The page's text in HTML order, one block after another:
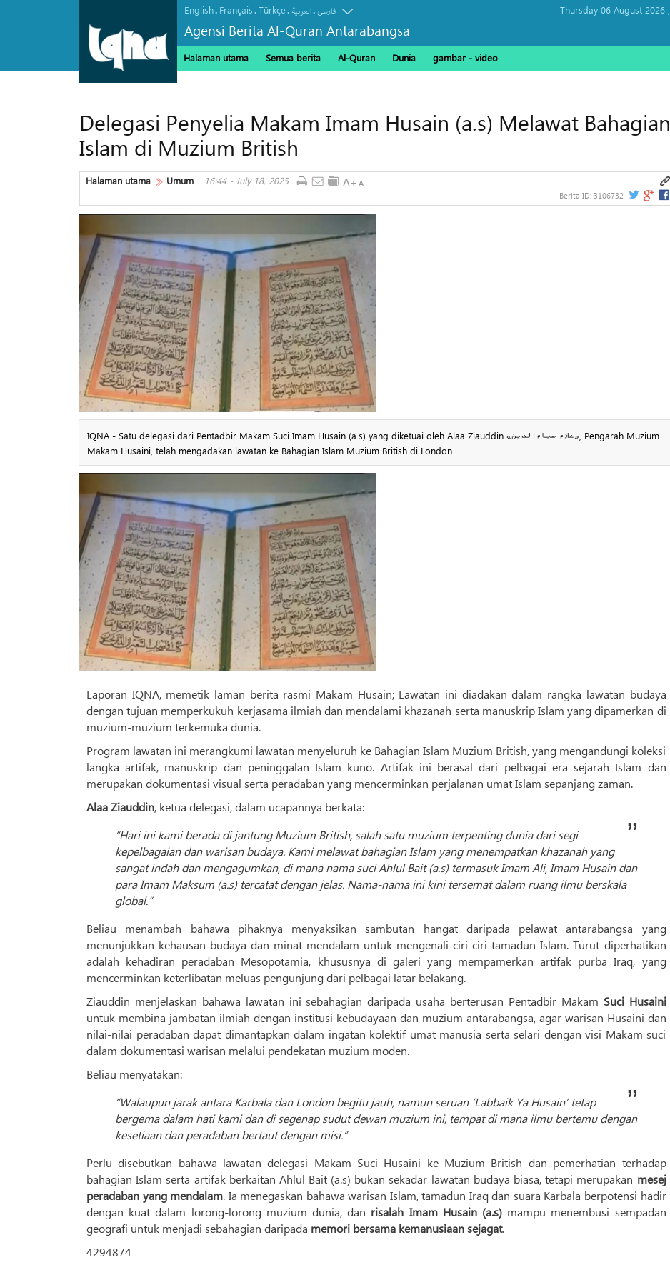
English. Français.Türkçe. العربیة.فارسی
Agensi Berita Al-Quran Antarabangsa
Thursday 06 August 2026 ,
Halaman utama Semua berita Al-Quran Dunia gambar - video
Delegasi Penyelia Makam Imam Husain (a.s) Melawat Bahagian
Islam di Muzium British
Halaman utama Umum 16:44 - July 18, 2025
Berita ID: 3106732
IQNA - Satu delegasi dari Pentadbir Makam Suci Imam Husain (a.s) yang diketuai oleh Alaa Ziauddin «علاء ضیاءالدین», Pengarah Muzium
Makam Husaini, telah mengadakan lawatan ke Bahagian Islam Muzium British di London.
Laporan IQNA, memetik laman berita rasmi Makam Husain; Lawatan ini diadakan dalam rangka lawatan budaya
dengan tujuan memperkukuh kerjasama ilmiah dan mendalami khazanah serta manuskrip Islam yang dipamerkan di
muzium-muzium terkemuka dunia.
Program lawatan ini merangkumi lawatan menyeluruh ke Bahagian Islam Muzium British, yang mengandungi koleksi
langka artifak, manuskrip dan peninggalan Islam kuno. Artifak ini berasal dari pelbagai era sejarah Islam dan
merupakan dokumentasi visual serta peradaban yang mencerminkan perjalanan umat Islam sepanjang zaman.
Alaa Ziauddin, ketua delegasi, dalam ucapannya berkata:
“Hari ini kami berada di jantung Muzium British, salah satu muzium terpenting dunia dari segi
kepelbagaian dan warisan budaya. Kami melawat bahagian Islam yang menempatkan khazanah yang
sangat indah dan mengagumkan, di mana nama suci Ahlul Bait (a.s) termasuk Imam Ali, Imam Husain dan
para Imam Maksum (a.s) tercatat dengan jelas. Nama-nama ini kini tersemat dalam ruang ilmu berskala
global.”
Beliau menambah bahawa pihaknya menyaksikan sambutan hangat daripada pelawat antarabangsa yang
menunjukkan kehausan budaya dan minat mendalam untuk mengenali ciri-ciri tamadun Islam. Turut diperhatikan
adalah kehadiran peradaban Mesopotamia, khususnya di galeri yang mempamerkan artifak purba Iraq, yang
mencerminkan keterlibatan meluas pengunjung dari pelbagai latar belakang.
Ziauddin menjelaskan bahawa lawatan ini sebahagian daripada usaha berterusan Pentadbir Makam Suci Husaini
untuk membina jambatan ilmiah dengan institusi kebudayaan dan muzium antarabangsa, agar warisan Husaini dan
nilai-nilai peradaban dapat dimantapkan dalam ingatan kolektif umat manusia serta selari dengan visi Makam suci
dalam dokumentasi warisan melalui pendekatan muzium moden.
Beliau menyatakan:
“Walaupun jarak antara Karbala dan London begitu jauh, namun seruan ‘Labbaik Ya Husain’ tetap
bergema dalam hati kami dan di segenap sudut dewan muzium ini, tempat di mana ilmu bertemu dengan
kesetiaan dan peradaban bertaut dengan misi.”
Perlu disebutkan bahawa lawatan delegasi Makam Suci Husaini ke Muzium British dan pemerhatian terhadap
bahagian Islam serta artifak berkaitan Ahlul Bait (a.s) bukan sekadar lawatan budaya biasa, tetapi merupakan mesej
peradaban yang mendalam. Ia menegaskan bahawa warisan Islam, tamadun Iraq dan suara Karbala berpotensi hadir
dengan kuat dalam lorong-lorong muzium dunia, dan risalah Imam Husain (a.s)mampu menembusi sempadan
geografi untuk menjadi sebahagian daripada memori bersama kemanusiaan sejagat.
4294874